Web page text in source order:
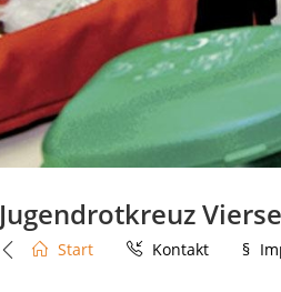
Jugendrotkreuz
Start Kontakt §